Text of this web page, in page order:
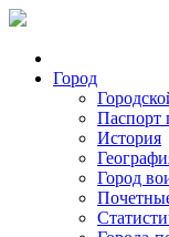
Город
Паспорт
История
Город